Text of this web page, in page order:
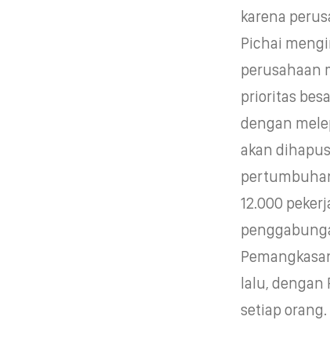
karena
Pichai
perusahaan
prioritas
dengan
akan
12.000
lalu, dengan
setiap orang.